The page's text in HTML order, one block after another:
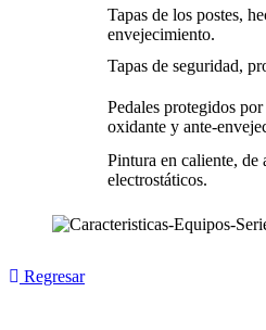
Tapas de los postes,
envejecimiento.
Tapas de seguridad,
Pedales protegidos
oxidante y ante-
Pintura en caliente, de
electrostáticos.
Regresar